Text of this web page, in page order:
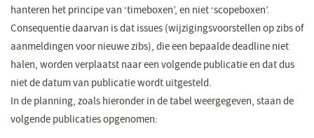
hanteren het principe van ‘timeboxen’, en niet ‘scopeboxen’.
Consequentie daarvan is dat issues (wijzigingsvoorstellen op zibs of
aanmeldingen voor nieuwe zibs), die een bepaalde deadline niet
halen, worden verplaatst naar een volgende publicatie en dat dus
niet de datum van publicatie wordt uitgesteld.
In de planning, zoals hieronder in de tabel weergegeven, staan de
volgende publicaties opgenomen: